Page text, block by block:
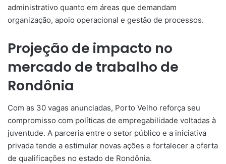
administrativo quanto em áreas que demandam
organização, apoio operacional e gestão de processos.
Projeção de impacto no
mercado de trabalho de
Rondônia
Com as 30 vagas anunciadas, Porto Velho reforça seu
compromisso com políticas de empregabilidade voltadas à
juventude. A parceria entre o setor público e a iniciativa
privada tende a estimular novas ações e fortalecer a oferta
de qualificações no estado de Rondônia.